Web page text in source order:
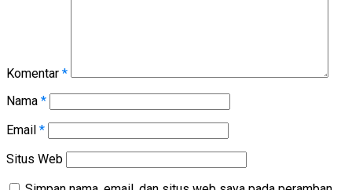
Komentar *
Nama *
Email *
Situs Web